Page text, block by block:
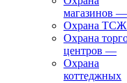
магазинов —
Охрана ТСЖ
Охрана
центров —
Охрана
коттеджных